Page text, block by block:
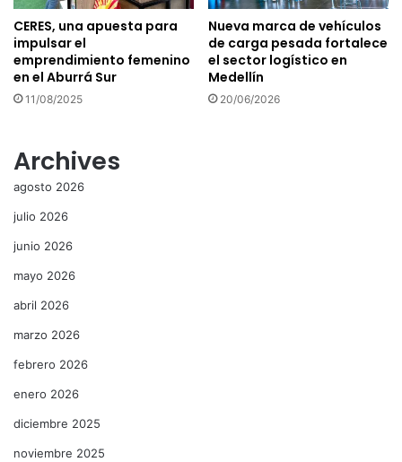
CERES, una apuesta para
impulsar el
emprendimiento femenino
en el Aburrá Sur
11/08/2025
Nueva marca de vehículos
de carga pesada fortalece
el sector logístico en
Medellín
20/06/2026
Archives
agosto 2026
julio 2026
junio 2026
mayo 2026
abril 2026
marzo 2026
febrero 2026
enero 2026
diciembre 2025
noviembre 2025